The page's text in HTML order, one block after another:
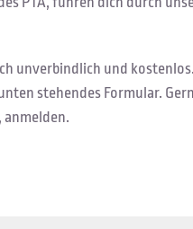
unverbindlich und
stehendes Formular.
anmelden.